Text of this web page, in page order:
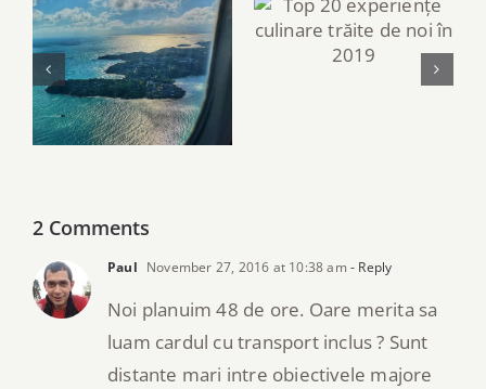
Cum să găsești
bilete ieftine de
avion. 6 trucuri
utile
Top 20
experiențe
culinare trăite
2 Comments
Paul November 27, 2016 at 10:38 am - Reply
Noi planuim 48 de ore. Oare merita sa
luam cardul cu transport inclus ? Sunt
distante mari intre obiectivele majore